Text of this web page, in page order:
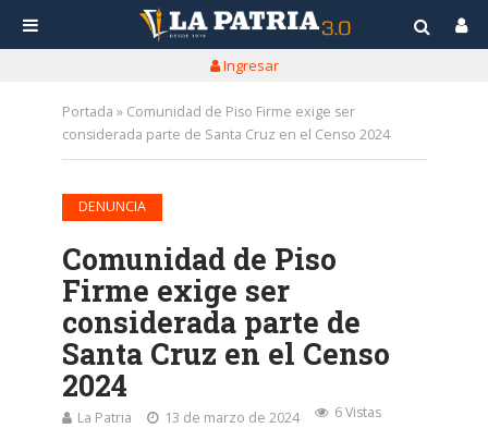
Ingresar
Portada » Comunidad de Piso Firme exige ser
considerada parte de Santa Cruz en el Censo 2024
DENUNCIA
Comunidad de Piso
Firme exige ser
considerada parte de
Santa Cruz en el Censo
2024
La Patria 13 de marzo de 2024 6 Vistas